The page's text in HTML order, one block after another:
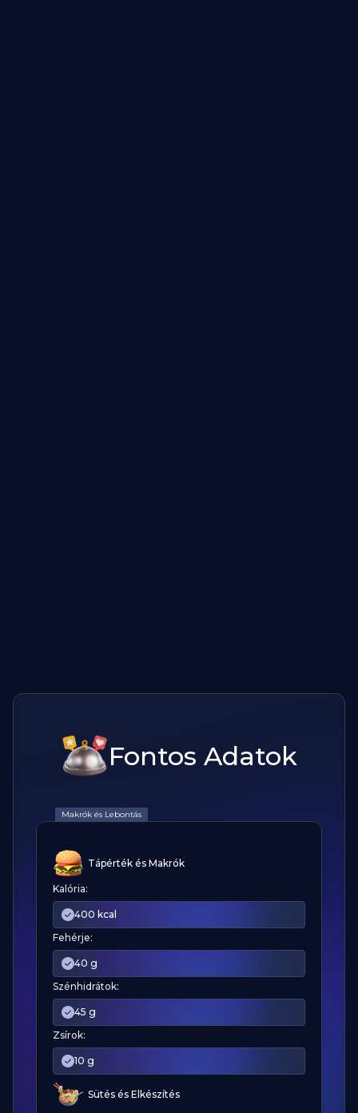
Fontos Adatok
Makrók és Lebontás
Tápérték és Makrók
Kalória:
400 kcal
Fehérje:
40 g
Szénhidrátok:
45 g
Zsírok:
10 g
Sütés és Elkészítés